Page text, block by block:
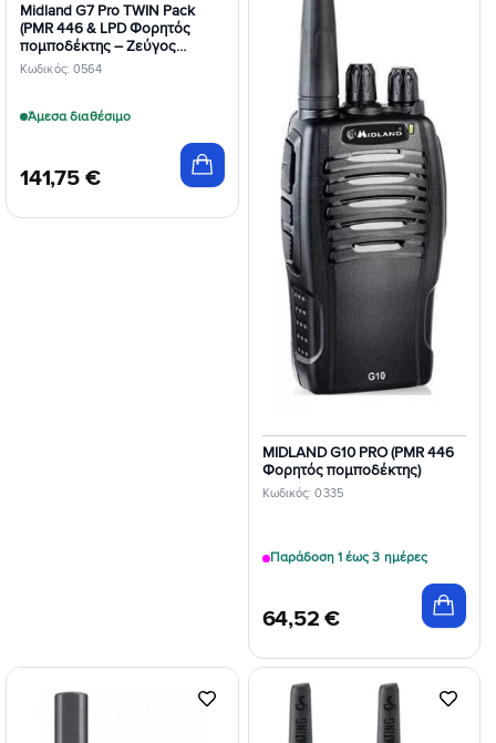
Κωδικός: 0564
Midland G7 Pro TWIN Pack
(PMR 446 & LPD Φορητός
πομποδέκτης – Ζεύγος
C1090.13)
141,75 €
Άμεσα διαθέσιμο
Κωδικός: 0335
MIDLAND G10 PRO (PMR 446
Φορητός πομποδέκτης)
64,52€
Παράδοση 1 έως 3 ημέρες